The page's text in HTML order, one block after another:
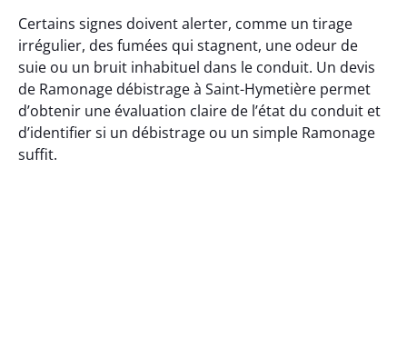
Certains signes doivent alerter, comme un tirage
irrégulier, des fumées qui stagnent, une odeur de
suie ou un bruit inhabituel dans le conduit. Un devis
de Ramonage débistrage à Saint-Hymetière permet
d’obtenir une évaluation claire de l’état du conduit et
d’identifier si un débistrage ou un simple Ramonage
suffit.